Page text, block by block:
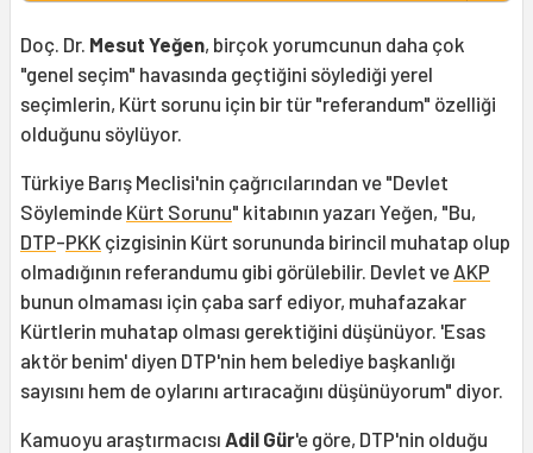
Doç. Dr. Mesut Yeğen, birçok yorumcunun daha çok
"genel seçim" havasında geçtiğini söylediği yerel
seçimlerin, Kürt sorunu için bir tür "referandum" özelliği
olduğunu söylüyor.
Türkiye Barış Meclisi'nin çağrıcılarından ve "Devlet
Söyleminde Kürt Sorunu" kitabının yazarı Yeğen, "Bu,
DTP-PKK çizgisinin Kürt sorununda birincil muhatap olup
olmadığının referandumu gibi görülebilir. Devlet ve AKP
bunun olmaması için çaba sarf ediyor, muhafazakar
Kürtlerin muhatap olması gerektiğini düşünüyor. 'Esas
aktör benim' diyen DTP'nin hem belediye başkanlığı
sayısını hem de oylarını artıracağını düşünüyorum" diyor.
Kamuoyu araştırmacısı Adil Gür'e göre, DTP'nin olduğu